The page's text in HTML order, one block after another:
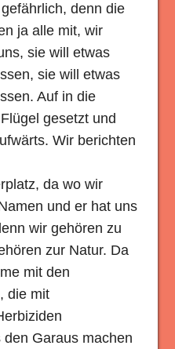
denn die
ja alle mit, wir
sie will etwas
sie will etwas
Auf in die
gesetzt und
Wir berichten
da wo wir
und er hat uns
wir gehören zu
zur Natur. Da
mit den
die mit
Garaus machen